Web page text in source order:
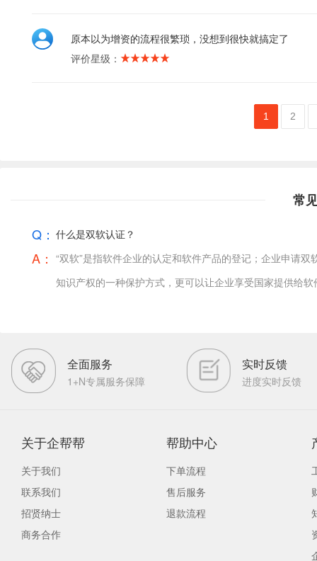
原本以为增资的流程很繁琐，没想到很快就搞定了
评价星级：
1 2
常
Q： 什么是双软认证？
A： “双软”是指软件企业的认定和软件产品的登记；企业申请
知识产权的一种保护方式，更可以让企业享受国家提供给
全面服务
1+N专属服务保障
实时反馈
进度实时反馈
关于企帮帮
关于我们
联系我们
招贤纳士
商务合作
帮助中心
下单流程
售后服务
退款流程